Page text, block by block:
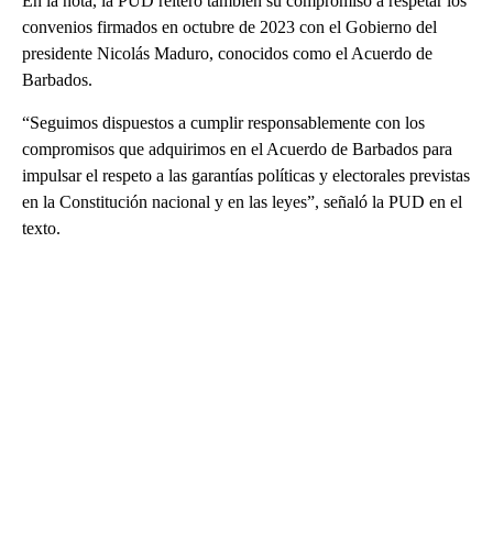
convenios firmados en octubre de 2023 con el Gobierno del
presidente Nicolás Maduro, conocidos como el Acuerdo de
Barbados.
“Seguimos dispuestos a cumplir responsablemente con los
compromisos que adquirimos en el Acuerdo de Barbados para
impulsar el respeto a las garantías políticas y electorales previstas
en la Constitución nacional y en las leyes”, señaló la PUD en el
texto.